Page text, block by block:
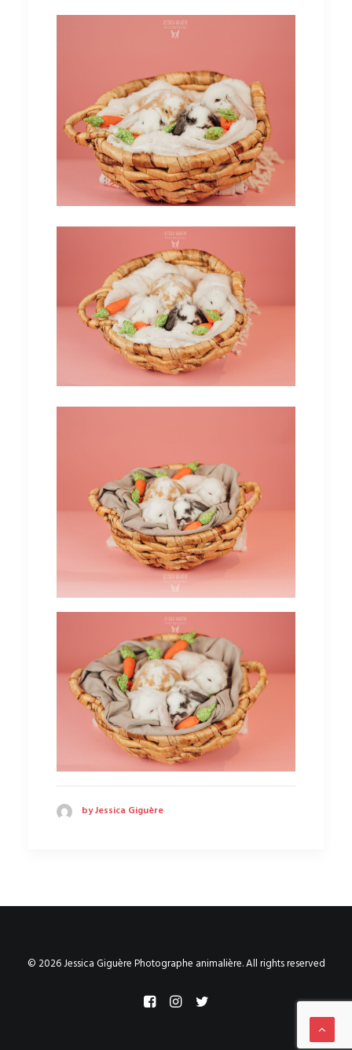
by Jessica Giguère
© 2026 Jessica Giguère Photographe animalière. All rights reserved